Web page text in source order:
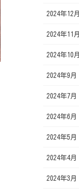
2024年12月
2024年11月
2024年10月
2024年9月
2024年7月
2024年6月
2024年5月
2024年4月
2024年3月